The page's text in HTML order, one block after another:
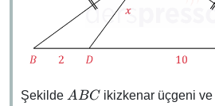
Şekilde ABC
ABC ikizkenar üçgeni ve